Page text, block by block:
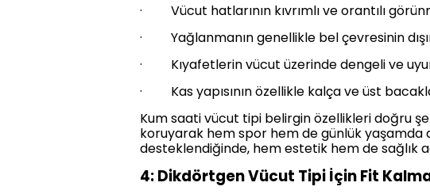
· Vücut hatlarının kıvrımlı ve orantılı
· Yağlanmanın genellikle bel çevresinin
· Kıyafetlerin vücut üzerinde dengeli ve
· Kas yapısının özellikle kalça ve üst
Kum saati vücut tipi belirgin özellikleri doğru
koruyarak hem spor hem de günlük
desteklendiğinde, hem estetik hem de sağlık
4: Dikdörtgen Vücut Tipi İçin Fit